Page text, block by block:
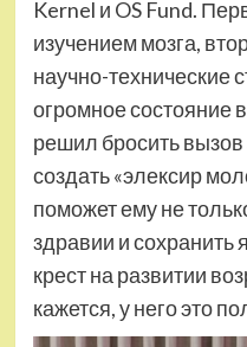
Kernel и OS Fund.
изучением мозга,
научно-технические
огромное состояние
решил бросить
создать «элексир
поможет ему не
здравии и сохранить
крест на развитии
кажется, у него это